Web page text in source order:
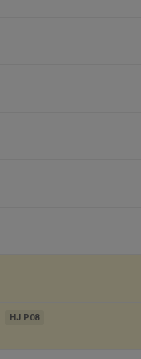
HJ P08